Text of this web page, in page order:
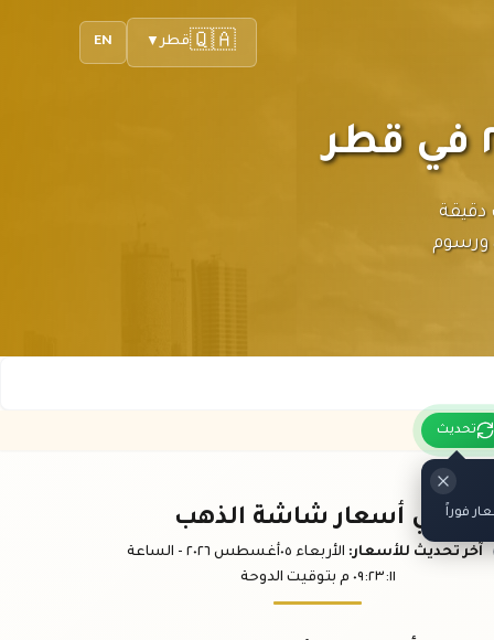
EN 🇶🇦قطر▼
تحديثات دقيقة
ورسوم
تحديث
فوراًباقي أسعار شاشة الذهب
آخر تحديث للأسعار: الأربعاء ٠٥ أغسطس ٢٠٢٦ -
الساعة
٠٩:٢٣:١١ م بتوقيت الدوحة